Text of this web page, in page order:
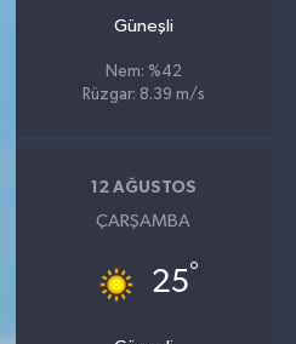
Güneşli
Nem: %42
Rüzgar: 8.39 m/s
12 AĞUSTOS
ÇARŞAMBA
25°